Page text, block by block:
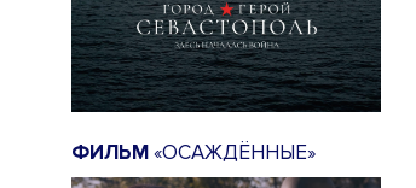
ФИЛЬМ«ОСАЖДЁННЫЕ»